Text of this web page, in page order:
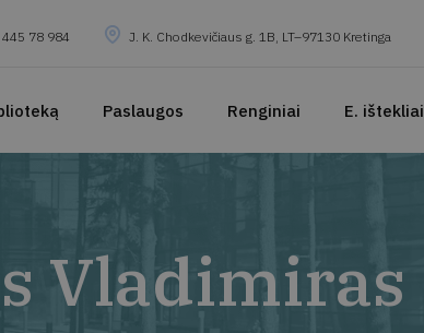
78 984 J. K. Chodkevičiaus g. 1B, LT–97130 Kretinga
Paslaugos Renginiai E. ištekliai
Vladimiras